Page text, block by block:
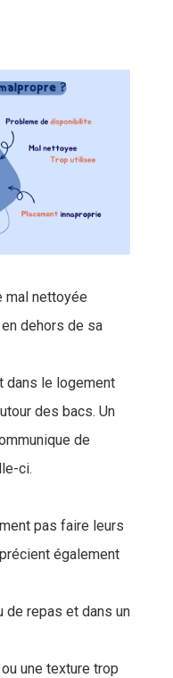
mal nettoyée
dehors de sa
dans le logement
des bacs. Un
de
ci.
pas faire leurs
également
de repas et dans un
une texture trop